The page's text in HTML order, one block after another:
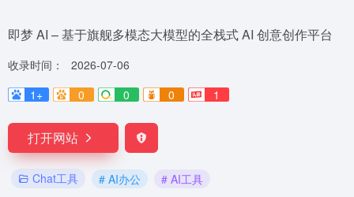
即梦 AI – 基于旗舰多模态大模型的全栈式 AI 创意创作平台
收录时间：
2026-07-06
1+
0 0 0 1
打开网站
Chat工具 # AI办公 # AI工具